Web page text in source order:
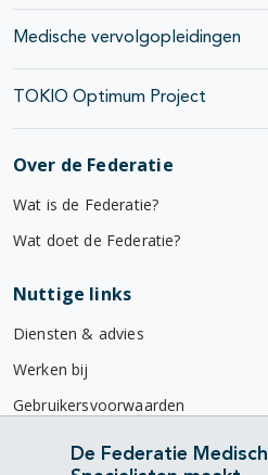
Medische vervolgopleidingen
TOKIO Optimum Project
Over de Federatie
Wat is de Federatie?
Wat doet de Federatie?
Nuttige links
Diensten & advies
Werken bij
Gebruikersvoorwaarden
Privacyverklaring
De Federatie Medisch